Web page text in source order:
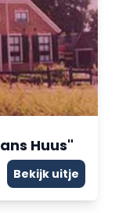
Huus"
Bekijk uitje